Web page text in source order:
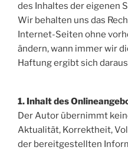
des Inhaltes der eigenen
Wir behalten uns das
Internet-Seiten ohne
ändern, wann immer wir
Haftung ergibt sich
1. Inhalt des
Der Autor übernimmt
Aktualität, Korrektheit,
der bereitgestellten